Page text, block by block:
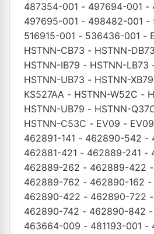
487354-001 - 497694-001 -
497695-001 - 498482-001 -
516915-001 - 536436-001 -
HSTNN-CB73 - HSTNN-DB73
HSTNN-IB79 - HSTNN-LB73
HSTNN-UB73 - HSTNN-XB79
KS527AA - HSTNN-W52C -
HSTNN-UB79 - HSTNN-
HSTNN-C53C - EV09 - EV09
462891-141 - 462890-542 -
462881-421 - 462889-241 -
462889-262 - 462889-422 -
462889-762 - 462890-162 -
462890-422 - 462890-722 -
462890-742 - 462890-842 -
463664-009 - 481193-001 -